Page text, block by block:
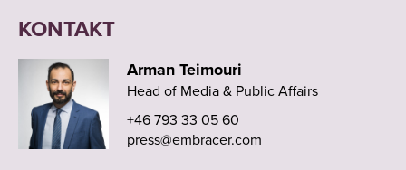
KONTAKT
Arman Teimouri
Head of Media & Public Affairs
+46 793 33 05 60
press@embracer.com